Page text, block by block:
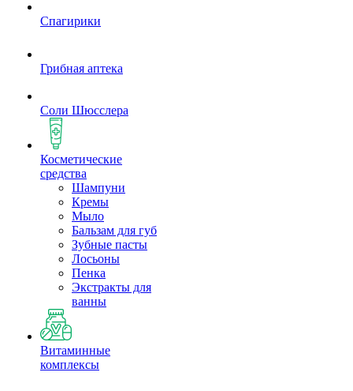
Спагирики
Грибная аптека
Соли Шюсслера
Косметические
средства
Шампуни
Кремы
Мыло
Бальзам для губ
Зубные пасты
Лосьоны
Пенка
Экстракты для
ванны
Витаминные
комплексы